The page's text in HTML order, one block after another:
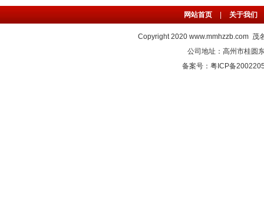
网站首页 关于我们
Copyright 2020 www.mmhzzb.com 茂
公司地址：高州市桂圆
备案号：粤ICP备